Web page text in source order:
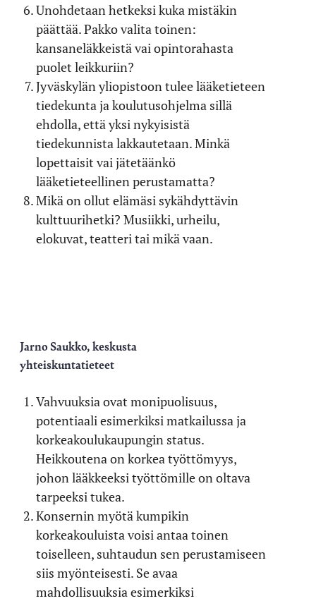
Unohdetaan hetkeksi kuka mistäkin
päättää. Pakko valita toinen:
kansaneläkkeistä vai opintorahasta
puolet leikkuriin?
Jyväskylän yliopistoon tulee lääketieteen
tiedekunta ja koulutusohjelma sillä
ehdolla, että yksi nykyisistä
tiedekunnista lakkautetaan. Minkä
lopettaisit vai jätetäänkö
lääketieteellinen perustamatta?
Mikä on ollut elämäsi sykähdyttävin
kulttuuri­hetki? Musiikki, urheilu,
elokuvat, teatteri tai mikä vaan.
Jarno Saukko, keskusta
yhteiskuntatieteet
Vahvuuksia ovat monipuolisuus,
potentiaali esimerkiksi matkailussa ja
korkeakoulukaupungin status.
Heikkoutena on korkea työttömyys,
johon lääkkeeksi työttömille on oltava
tarpeeksi tukea.
Konsernin myötä kumpikin
korkeakouluista voisi antaa toinen
toiselleen, suhtaudun sen perustamiseen
siis myönteisesti. Se avaa
mahdollisuuksia esimerkiksi